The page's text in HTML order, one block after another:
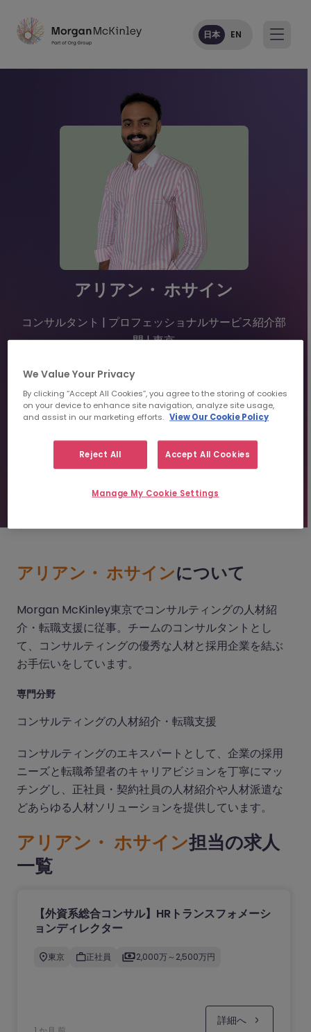
日本 EN
アリアン・ ホサイン
コンサルタント | プロフェッショナルサービス紹介部
門 | 東京
+813 4550 6578
areanhossain@morganmckinley.com
レジュメを送信
アリアン・ ホサインについて
Morgan McKinley東京でコンサルティングの人材紹
介・転職支援に従事。チームのコンサルタントとし
て、コンサルティングの優秀な人材と採用企業を結ぶ
お手伝いをしています。
専門分野
コンサルティングの人材紹介・転職支援
コンサルティングのエキスパートとして、企業の採用
ニーズと転職希望者のキャリアビジョンを丁寧にマッ
チングし、正社員・契約社員の人材紹介や人材派遣な
どあらゆる人材ソリューションを提供しています。
アリアン・ ホサイン担当の求人
一覧
【外資系総合コンサル】HRトランスフォメーシ
ョンディレクター
東京 正社員 2,000万～2,500万円
詳細へ
We Value Your Privacy
By clicking “Accept All Cookies”, you agree to the storing of cookies
on your device to enhance site navigation, analyze site usage,
and assist in our marketing efforts. View Our Cookie Policy
Reject All Accept All Cookies
Manage My Cookie Settings